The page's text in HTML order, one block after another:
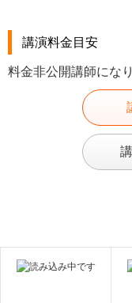
講演料金目安
料金非公開講師にな